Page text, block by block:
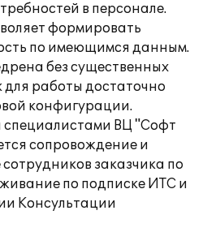
в персонале.
формировать
по имеющимся данным.
без существенных
для работы достаточно
конфигурации.
специалистами ВЦ "Софт
сопровождение и
заказчика по
по подписке ИТС и
Консультации